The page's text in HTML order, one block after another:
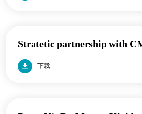
Stratetic partnership with
下载